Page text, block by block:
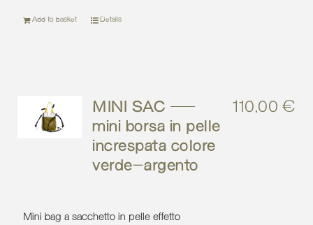
Add to basket Details
MINI SAC –
mini borsa in pelle
increspata colore
verde-argento
110,00€
Mini bag a sacchetto in pelle effetto